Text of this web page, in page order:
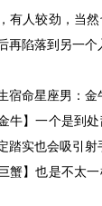
有人较劲，当
再陷落到另一个
宿命星座男：金
金牛】一个是到
踏实也会吸引射
巨蟹】也是不太